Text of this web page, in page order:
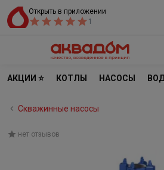
Открыть в приложении
1
АКЦИИ ⭐ КОТЛЫ НАСОСЫ
Скважинные насосы
нет отзывов